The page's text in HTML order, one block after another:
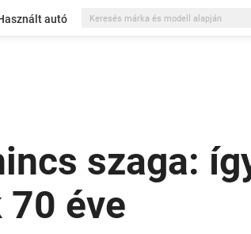
autó
szaga:
éve